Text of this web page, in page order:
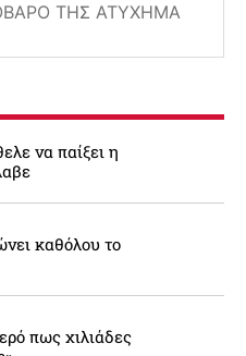
ΤΗΣ ΑΤΎΧΗΜΑ
να παίξει η
καθόλου το
πως χιλιάδες